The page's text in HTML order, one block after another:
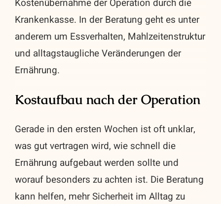
Kostenübernahme der Operation durch die
Krankenkasse. In der Beratung geht es unter
anderem um Essverhalten, Mahlzeitenstruktur
und alltagstaugliche Veränderungen der
Ernährung.
Kostaufbau nach der Operation
Gerade in den ersten Wochen ist oft unklar,
was gut vertragen wird, wie schnell die
Ernährung aufgebaut werden sollte und
worauf besonders zu achten ist. Die Beratung
kann helfen, mehr Sicherheit im Alltag zu